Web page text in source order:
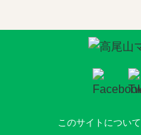
このサイトについて